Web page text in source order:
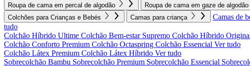
Roupa de cama em percal de algodão Roupa de cama em gaze de algodão
Colchões para Crianças e Bebés Camas para criança Camas de
tudo
Colchão Híbrido Ultime Colchão Bem-estar Supremo Colchão Híbrido
Colchão Conforto Premium Colchão Octaspring Colchão Essencial Ver tudo
Colchão Látex Premium Colchão Látex Híbrido Ver tudo
Sobrecolchão Bambu Sobrecolchão Premium Sobrecolchão Essencial